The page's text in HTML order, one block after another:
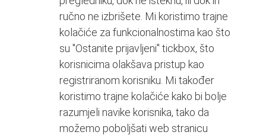
ručno ne izbrišete. Mi koristimo trajne
kolačiće za funkcionalnostima kao što
su "Ostanite prijavljeni" tickbox, što
korisnicima olakšava pristup kao
registriranom korisniku. Mi također
koristimo trajne kolačiće kako bi bolje
razumjeli navike korisnika, tako da
možemo poboljšati web stranicu